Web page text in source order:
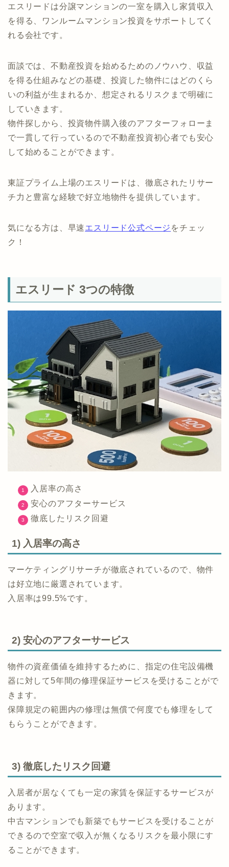
エスリードは分譲マンションの一室を購入し家賃収入
を得る、ワンルームマンション投資をサポートしてく
れる会社です。
面談では、不動産投資を始めるためのノウハウ、収益
を得る仕組みなどの基礎、投資した物件にはどのくら
いの利益が生まれるか、想定されるリスクまで明確に
していきます。
物件探しから、投資物件購入後のアフターフォローま
で一貫して行っているので不動産投資初心者でも安心
して始めることができます。
東証プライム上場のエスリードは、徹底されたリサー
チ力と豊富な経験で好立地物件を提供しています。
気になる方は、早速エスリード公式ページ をチェッ
ク！
エスリード 3つの特徴
入居率の高さ
安心のアフターサービス
徹底したリスク回避
1) 入居率の高さ
マーケティングリサーチが徹底されているので、物件
は好立地に厳選されています。
入居率は99.5%です。
2) 安心のアフターサービス
物件の資産価値を維持するために、指定の住宅設備機
器に対して5年間の修理保証サービスを受けることがで
きます。
保障規定の範囲内の修理は無償で何度でも修理をして
もらうことができます。
3) 徹底したリスク回避
入居者が居なくても一定の家賃を保証するサービスが
あります。
中古マンションでも新築でもサービスを受けることが
できるので空室で収入が無くなるリスクを最小限にす
ることができます。